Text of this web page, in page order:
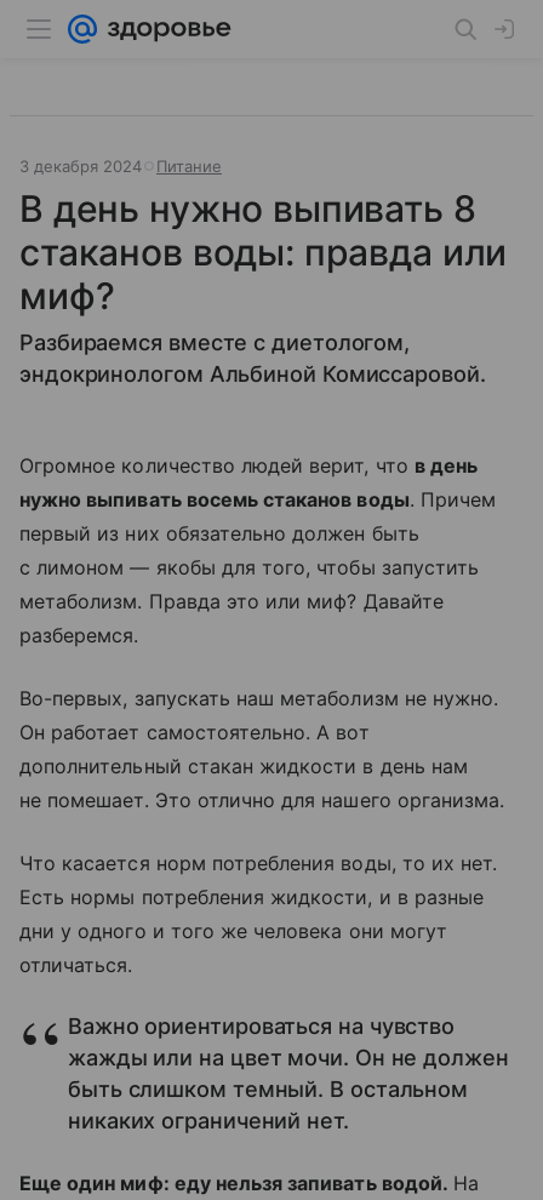
3 декабря 2024 Питание
В день нужно выпивать 8
стаканов воды: правда или
миф?
Разбираемся вместе с диетологом,
эндокринологом Альбиной Комиссаровой.
Огромное количество людей верит, что в день
нужно выпивать восемь стаканов воды. Причем
первый из них обязательно должен быть
с лимоном — якобы для того, чтобы запустить
метаболизм. Правда это или миф? Давайте
разберемся.
Во-первых, запускать наш метаболизм не нужно.
Он работает самостоятельно. А вот
дополнительный стакан жидкости в день нам
не помешает. Это отлично для нашего организма.
Что касается норм потребления воды, то их нет.
Есть нормы потребления жидкости, и в разные
дни у одного и того же человека они могут
отличаться.
Важно ориентироваться на чувство
жажды или на цвет мочи. Он не должен
быть слишком темный. В остальном
никаких ограничений нет.
Еще один миф: еду нельзя запивать водой. На